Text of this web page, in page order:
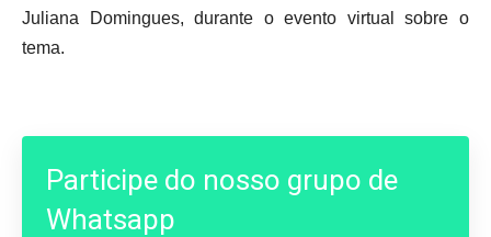
Juliana Domingues, durante o evento virtual sobre o
tema.
Participe do nosso grupo de
Whatsapp